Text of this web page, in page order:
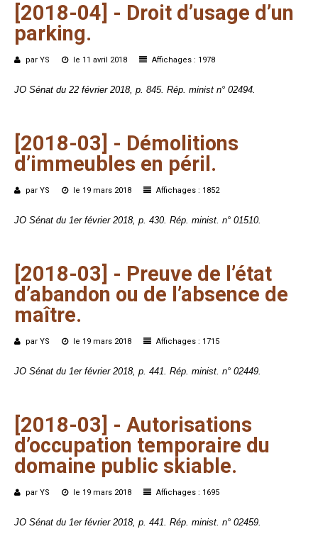
[2018-04] - Droit d’usage d’un
parking.
par YS le 11 avril 2018 Affichages : 1978
JO Sénat du 22 février 2018, p. 845. Rép. minist n° 02494.
[2018-03] - Démolitions
d’immeubles en péril.
par YS le 19 mars 2018 Affichages : 1852
JO Sénat du 1er février 2018, p. 430. Rép. minist. n° 01510.
[2018-03] - Preuve de l’état
d’abandon ou de l’absence de
maître.
par YS le 19 mars 2018 Affichages : 1715
JO Sénat du 1er février 2018, p. 441. Rép. minist. n° 02449.
[2018-03] - Autorisations
d’occupation temporaire du
domaine public skiable.
par YS le 19 mars 2018 Affichages : 1695
JO Sénat du 1er février 2018, p. 441. Rép. minist. n° 02459.